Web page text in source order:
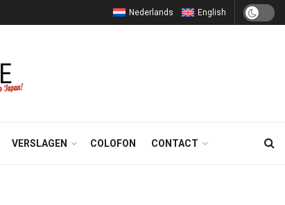
Nederlands English
VERSLAGEN COLOFON CONTACT